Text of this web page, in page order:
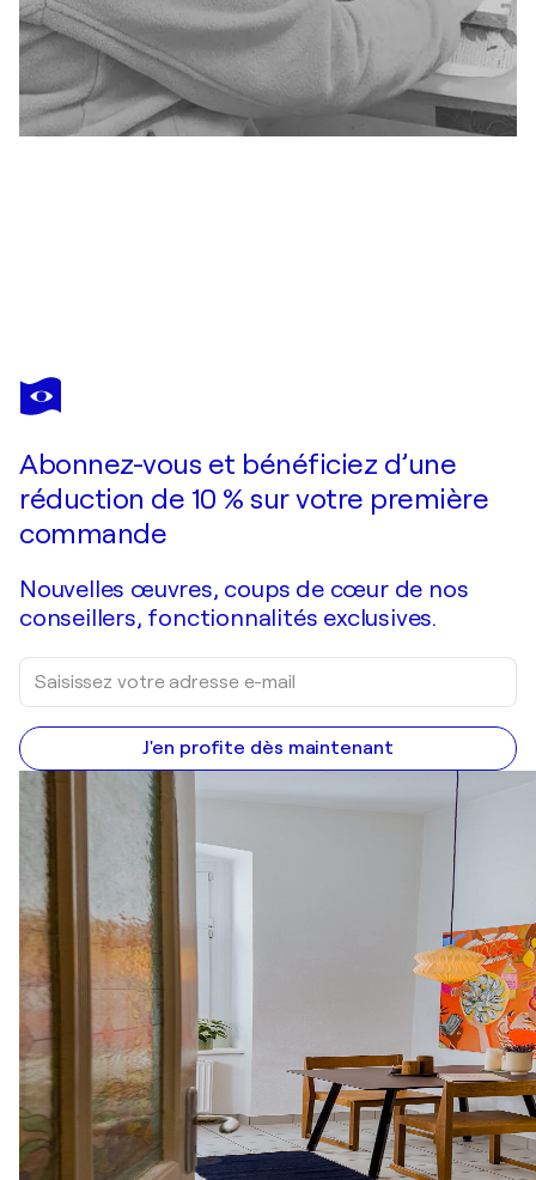
JEANINE FITOU VALENS
Abstraction Couleur noire
Abonnez-vous et bénéficiez d’une
réduction de 10 % sur votre première
commande
Nouvelles œuvres, coups de cœur de nos
conseillers, fonctionnalités exclusives.
J'en profite dès maintenant